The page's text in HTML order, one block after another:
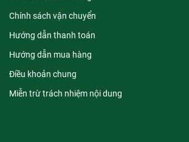
Chính sách vận chuyển
Hướng dẫn thanh toán
Hướng dẫn mua hàng
Điều khoản chung
Miễn trừ trách nhiệm nội dung